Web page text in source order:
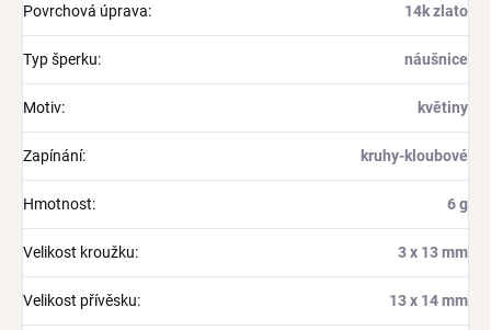
Povrchová úprava: 14k zlato
Typ šperku: náušnice
Motiv: květiny
Zapínání: kruhy-kloubové
Hmotnost: 6 g
Velikost kroužku: 3 x 13 mm
Velikost přívěsku: 13 x 14 mm